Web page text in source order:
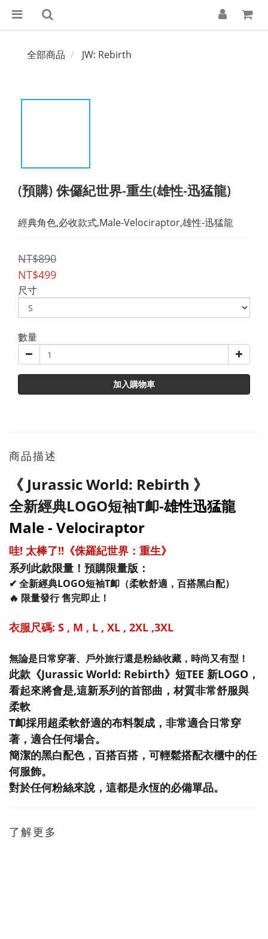
全部商品 JW: Rebirth
(預購) 侏儸紀世界-重生(雄性-迅猛龍)
經典角色,必收款式,Male-Velociraptor,雄性-迅猛龍
NT$890
NT$499
尺寸
數量
加入購物車
商品描述
《 Jurassic World: Rebirth 》
全新經典LOGO短袖T卹-雄性迅猛龍
Male - Velociraptor
哇! 太棒了!!《侏羅紀世界：重生》
系列此款限量！預購限量版：
✔ 全新經典LOGO短袖T卹（柔軟舒適，百搭黑白配）
🔥 限量發行售完即止！
衣服尺碼: S , M , L , XL , 2XL ,3XL
無論是日常穿著、戶外旅行還是粉絲收藏，時尚又有型！
此款《Jurassic World: Rebirth》短TEE 新LOGO，
看起來將會是,這新系列的首部曲，材質非常舒服與
柔軟
T卹採用超柔軟舒適的布料製成，非常適合日常穿
著，適合任何場合。
簡潔的黑白配色，百搭百搭，可輕鬆搭配衣櫃中的任
何服飾。
對於任何粉絲來說，這都是永恆的必備單品。
了解更多